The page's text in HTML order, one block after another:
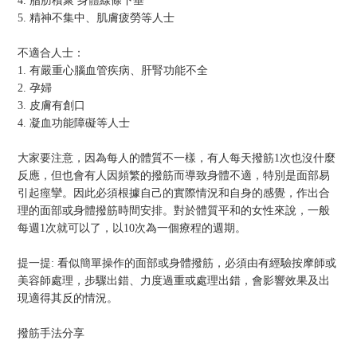
5. 精神不集中、肌膚疲勞等人士
不適合人士：
1. 有嚴重心腦血管疾病、肝腎功能不全
2. 孕婦
3. 皮膚有創口
4. 凝血功能障礙等人士
大家要注意，因為每人的體質不一樣，有人每天撥筋1次也沒什麼
反應，但也會有人因頻繁的撥筋而導致身體不適，特別是面部易
引起痙攣。因此必須根據自己的實際情況和自身的感覺，作出合
理的面部或身體撥筋時間安排。對於體質平和的女性來說，一般
每週1次就可以了，以10次為一個療程的週期。
提一提: 看似簡單操作的面部或身體撥筋，必須由有經驗按摩師或
美容師處理，步驟出錯、力度過重或處理出錯，會影響效果及出
現適得其反的情況。
撥筋手法分享